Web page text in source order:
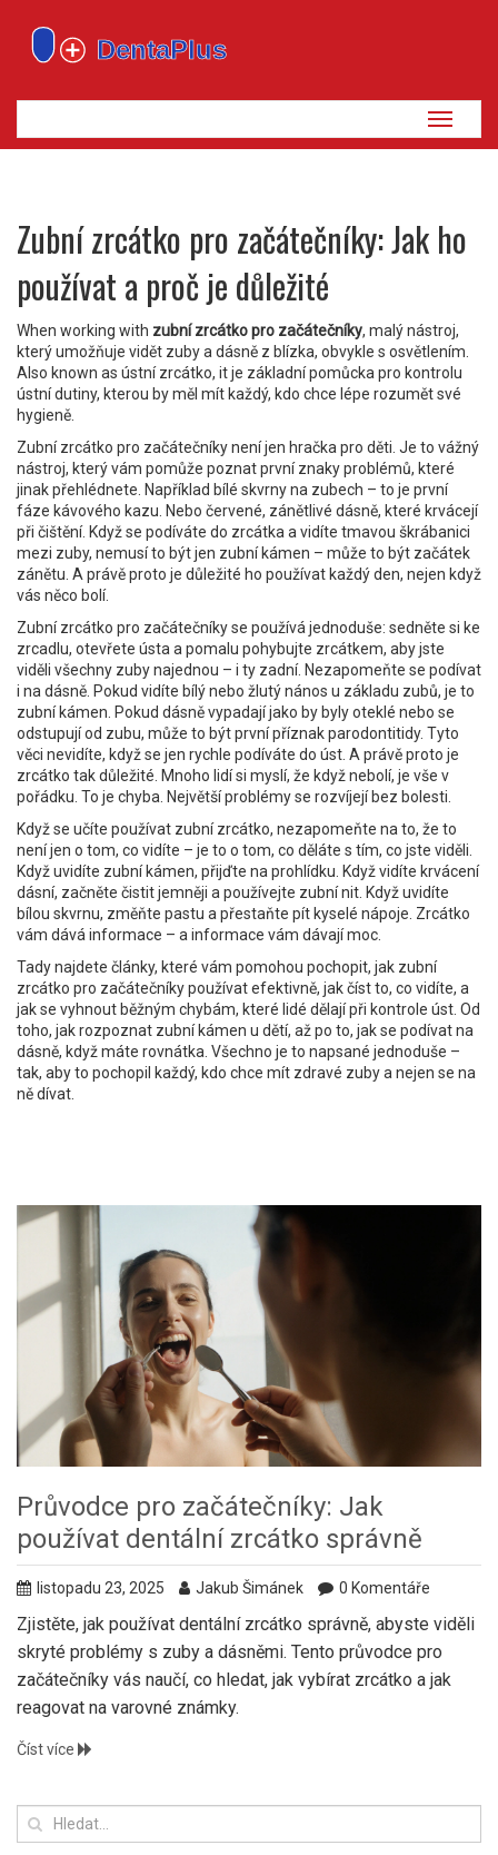
Zobrazit
navigaci
Zubní zrcátko pro začátečníky: Jak ho
používat a proč je důležité
When working with zubní zrcátko pro začátečníky, malý nástroj,
který umožňuje vidět zuby a dásně z blízka, obvykle s osvětlením
Also known as ústní zrcátko, itje základní pomůcka pro kontrolu
ústní dutiny, kterou by měl mít každý, kdo chce lépe rozumět své
hygieně
Zubní zrcátko pro začátečníky není jen hračka pro děti. Je to vážný
nástroj, který vám pomůže poznat první znaky problémů, které
jinak přehlédnete. Například bílé skvrny na zubech – to je první
fáze kávového kazu. Nebo červené, zánětlivé dásně, které krvácejí
při čištění. Když se podíváte do zrcátka a vidíte tmavou škrábanici
mezi zuby, nemusí to být jen zubní kámen – může to být začátek
zánětu. A právě proto je důležité ho používat každý den, nejen když
vás něco bolí.
Zubní zrcátko pro začátečníky se používá jednoduše: sedněte si ke
zrcadlu, otevřete ústa a pomalu pohybujte zrcátkem, aby jste
viděli všechny zuby najednou – i ty zadní. Nezapomeňte se podívat
i na dásně. Pokud vidíte bílý nebo žlutý nános u základu zubů, je to
zubní kámen. Pokud dásně vypadají jako by byly oteklé nebo se
odstupují od zubu, může to být první příznak parodontitidy. Tyto
věci nevidíte, když se jen rychle podíváte do úst. A právě proto je
zrcátko tak důležité. Mnoho lidí si myslí, že když nebolí, je vše v
pořádku. To je chyba. Největší problémy se rozvíjejí bez bolesti.
Když se učíte používat zubní zrcátko, nezapomeňte na to, že to
není jen o tom, co vidíte – je to o tom, co děláte s tím, co jste viděli.
Když uvidíte zubní kámen, přijďte na prohlídku. Když vidíte krvácení
dásní, začněte čistit jemněji a používejte zubní nit. Když uvidíte
bílou skvrnu, změňte pastu a přestaňte pít kyselé nápoje. Zrcátko
vám dává informace – a informace vám dávají moc.
Tady najdete články, které vám pomohou pochopit, jak zubní
zrcátko pro začátečníky používat efektivně, jak číst to, co vidíte, a
jak se vyhnout běžným chybám, které lidé dělají při kontrole úst. Od
toho, jak rozpoznat zubní kámen u dětí, až po to, jak se podívat na
dásně, když máte rovnátka. Všechno je to napsané jednoduše –
tak, aby to pochopil každý, kdo chce mít zdravé zuby a nejen se na
ně dívat.
Průvodce pro začátečníky: Jak
používat dentální zrcátko správně
listopadu 23, 2025 Jakub Šimánek 0 Komentáře
Zjistěte, jak používat dentální zrcátko správně, abyste viděli
skryté problémy s zuby a dásněmi. Tento průvodce pro
začátečníky vás naučí, co hledat, jak vybírat zrcátko a jak
reagovat na varovné známky.
Číst více